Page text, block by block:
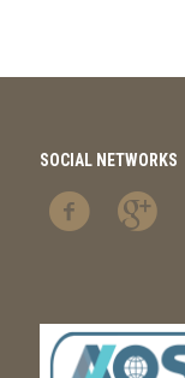
SOCIAL NETWORKS